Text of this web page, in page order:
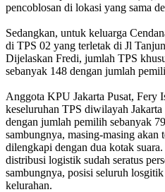
pencoblosan di lokasi yang sama
Sedangkan, untuk keluarga
di TPS 02 yang terletak di Jl
Dijelaskan Fredi, jumlah TPS
sebanyak 148 dengan jumlah
Anggota KPU Jakarta Pusat, Fery
keseluruhan TPS diwilayah Jakarta
dengan jumlah pemilih sebanyak
sambungnya, masing-masing akan
dilengkapi dengan dua kotak
distribusi logistik sudah seratus
sambungnya, posisi seluruh
kelurahan.